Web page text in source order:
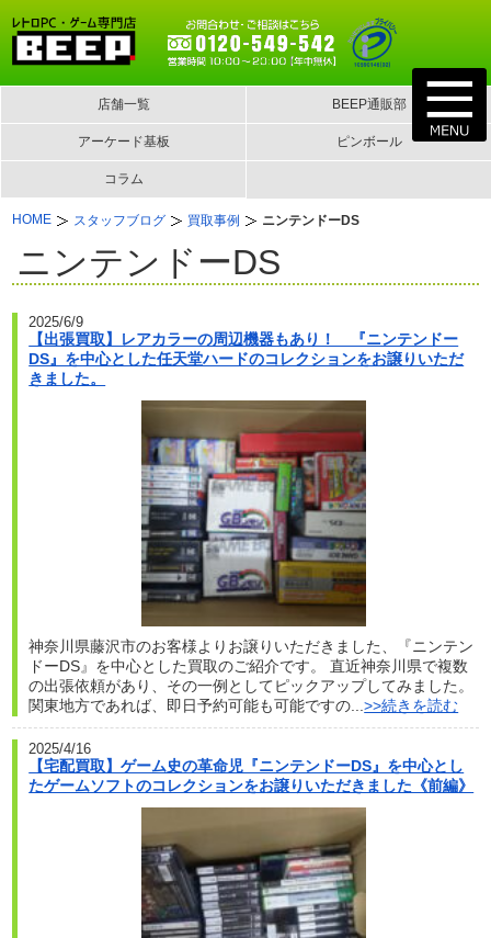
店舗一覧 BEEP通販部
アーケード基板 ピンボール
コラム
HOME スタッフブログ 買取事例 ニンテンドーDS
ニンテンドーDS
2025/6/9
【出張買取】レアカラーの周辺機器もあり！ 『ニンテンドー
DS』を中心とした任天堂ハードのコレクションをお譲りいただ
きました。
神奈川県藤沢市のお客様よりお譲りいただきました、『ニンテン
ドーDS』を中心とした買取のご紹介です。 直近神奈川県で複数
の出張依頼があり、その一例としてピックアップしてみました。
関東地方であれば、即日予約可能も可能ですの...>>続きを読む
2025/4/16
【宅配買取】ゲーム史の革命児『ニンテンドーDS』を中心とし
たゲームソフトのコレクションをお譲りいただきました《前編》